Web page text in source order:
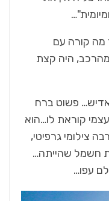
מה קורה עם
היה קצת
פשוט ברח
קוראת לו…הוא
צילומי גרפיטי,
חשמל שהייתה…
עפו…